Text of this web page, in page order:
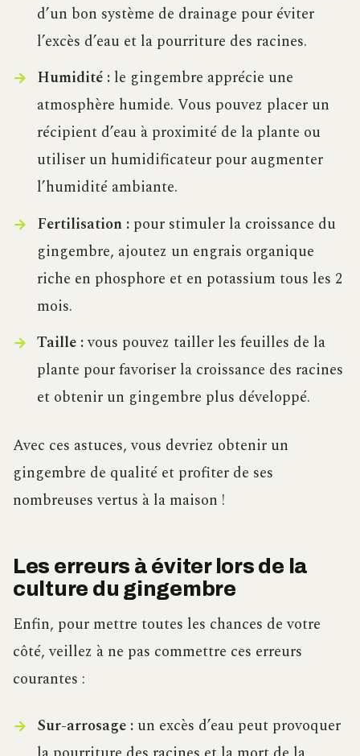
d’un bon système de drainage pour éviter
l’excès d’eau et la pourriture des racines.
Humidité :le gingembre apprécie une
atmosphère humide. Vous pouvez placer un
récipient d’eau à proximité de la plante ou
utiliser un humidificateur pour augmenter
l’humidité ambiante.
Fertilisation :pour stimuler la croissance du
gingembre, ajoutez un engrais organique
riche en phosphore et en potassium tous les 2
mois.
Taille :vous pouvez tailler les feuilles de la
plante pour favoriser la croissance des racines
et obtenir un gingembre plus développé.
Avec ces astuces, vous devriez obtenir un
gingembre de qualité et profiter de ses
nombreuses vertus à la maison !
Les erreurs à éviter lors de la
culture du gingembre
Enfin, pour mettre toutes les chances de votre
côté, veillez à ne pas commettre ces erreurs
courantes :
Sur-arrosage :un excès d’eau peut provoquer